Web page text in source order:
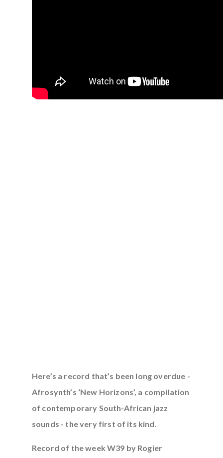
Here’s a record that’s been long overdue -
Afrosynth’s ‘New Horizons’, a compilation
of contemporary South-African jazz
sounds - the very first of its kind.
Record of the week W39 by Rogier